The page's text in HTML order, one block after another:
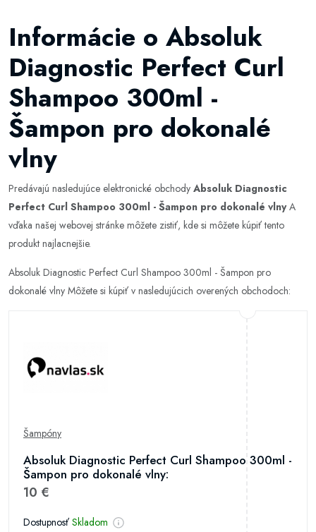
Informácie o Absoluk
Diagnostic Perfect Curl
Shampoo 300ml -
Šampon pro dokonalé
vlny
Predávajú nasledujúce elektronické obchody Absoluk Diagnostic
Perfect Curl Shampoo 300ml - Šampon pro dokonalé vlnyA
vďaka našej webovej stránke môžete zistiť, kde si môžete kúpiť tento
produkt najlacnejšie.
Absoluk Diagnostic Perfect Curl Shampoo 300ml - Šampon pro
dokonalé vlny Môžete si kúpiť v nasledujúcich overených obchodoch:
Šampóny
Absoluk Diagnostic Perfect Curl Shampoo 300ml -
Šampon pro dokonalé vlny:
10 €
Dostupnosť Skladom